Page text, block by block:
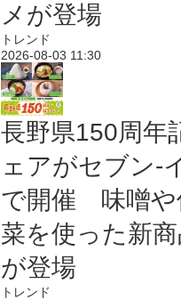
メが登場
トレンド
2026-08-03 11:30
長野県150周年
ェアがセブン-
で開催 味噌や
菜を使った新
が登場
トレンド